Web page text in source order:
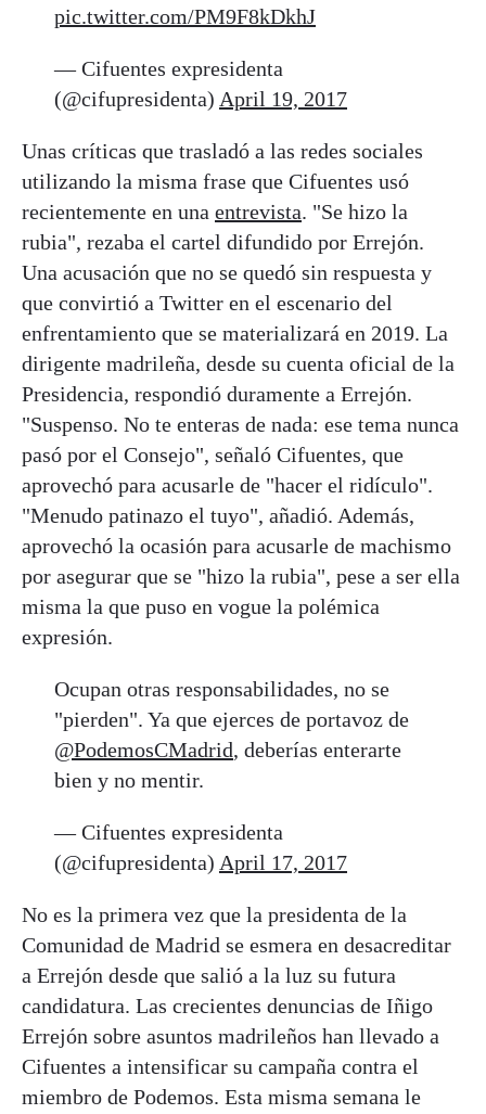
pic.twitter.com/PM9F8kDkhJ
— Cifuentes expresidenta
(@cifupresidenta) April 19, 2017
Unas críticas que trasladó a las redes sociales
utilizando la misma frase que Cifuentes usó
recientemente en una entrevista. "Se hizo la
rubia", rezaba el cartel difundido por Errejón.
Una acusación que no se quedó sin respuesta y
que convirtió a Twitter en el escenario del
enfrentamiento que se materializará en 2019. La
dirigente madrileña, desde su cuenta oficial de la
Presidencia, respondió duramente a Errejón.
"Suspenso. No te enteras de nada: ese tema nunca
pasó por el Consejo", señaló Cifuentes, que
aprovechó para acusarle de "hacer el ridículo".
"Menudo patinazo el tuyo", añadió. Además,
aprovechó la ocasión para acusarle de machismo
por asegurar que se "hizo la rubia", pese a ser ella
misma la que puso en vogue la polémica
expresión.
Ocupan otras responsabilidades, no se
"pierden". Ya que ejerces de portavoz de
@PodemosCMadrid, deberías enterarte
bien y no mentir.
— Cifuentes expresidenta
(@cifupresidenta) April 17, 2017
No es la primera vez que la presidenta de la
Comunidad de Madrid se esmera en desacreditar
a Errejón desde que salió a la luz su futura
candidatura. Las crecientes denuncias de Iñigo
Errejón sobre asuntos madrileños han llevado a
Cifuentes a intensificar su campaña contra el
miembro de Podemos. Esta misma semana le